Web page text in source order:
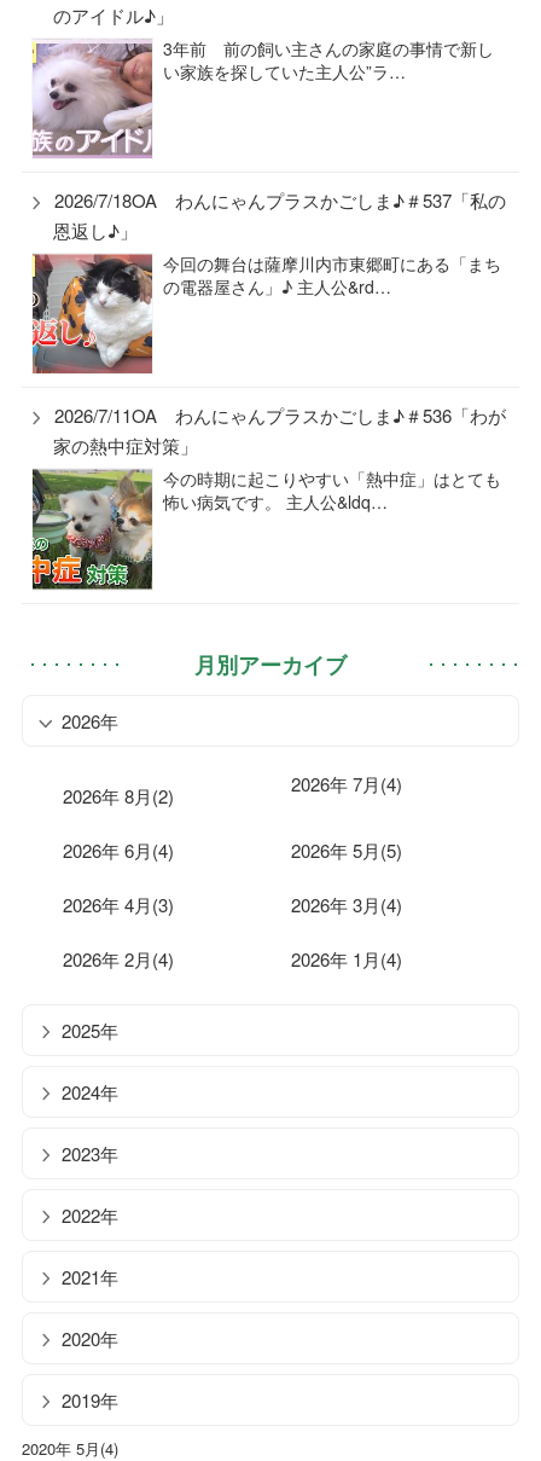
のアイドル♪」
3年前 前の飼い主さんの家庭の事情で新し
い家族を探していた主人公”ラ…
2026/7/18OA わんにゃんプラスかごしま♪＃537「私の
恩返し♪」
今回の舞台は薩摩川内市東郷町にある「まち
の電器屋さん」♪ 主人公&rd…
2026/7/11OA わんにゃんプラスかごしま♪＃536「わが
家の熱中症対策」
今の時期に起こりやすい「熱中症」はとても
怖い病気です。 主人公&ldq…
月別アーカイブ
2026年
2026年 8月(2) 2026年 7月(4)
2026年 6月(4) 2026年 5月(5)
2026年 4月(3) 2026年 3月(4)
2026年 2月(4) 2026年 1月(4)
2025年
2024年
2023年
2022年
2021年
2020年
2019年
2020年 5月(4)